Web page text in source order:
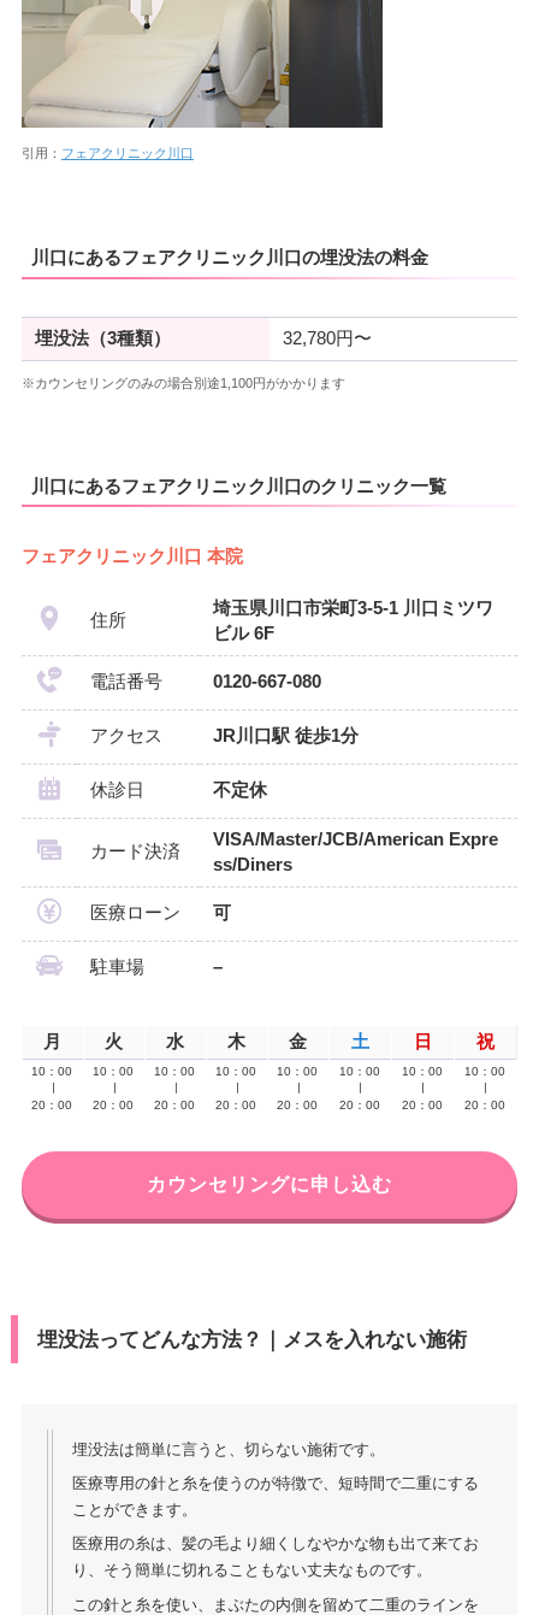
引用： フェアクリニック川口
川口にあるフェアクリニック川口の埋没法の料金
埋没法（3種類） 32,780円〜
※カウンセリングのみの場合別途1,100円がかかります
川口にあるフェアクリニック川口のクリニック一覧
フェアクリニック川口 本院
住所
埼玉県川口市栄町3-5-1 川口ミツワ
ビル 6F
電話番号 0120-667-080
アクセス JR川口駅 徒歩1分
休診日 不定休
カード決済
VISA/Master/JCB/American Expre
ss/Diners
医療ローン 可
駐車場 –
月 火 水 木 金 土 日 祝
10：00
20：00
10：00
20：00
10：00
20：00
10：00
20：00
10：00
20：00
10：00
20：00
10：00
20：00
10：00
20：00
カウンセリングに申し込む
埋没法ってどんな方法？｜メスを入れない施術
埋没法は簡単に言うと、切らない施術です。
医療専用の針と糸を使うのが特徴で、短時間で二重にする
ことができます。
医療用の糸は、髪の毛より細くしなやかな物も出て来てお
り、そう簡単に切れることもない丈夫なものです。
この針と糸を使い、まぶたの内側を留めて二重のラインを